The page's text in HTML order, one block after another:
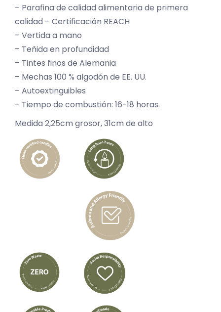
– Parafina de calidad alimentaria de primera
calidad – Certificación REACH
– Vertida a mano
– Teñida en profundidad
– Tintes finos de Alemania
– Mechas 100 % algodón de EE. UU.
– Autoextinguibles
– Tiempo de combustión: 16-18 horas.
Medida 2,25cm grosor, 31cm de alto